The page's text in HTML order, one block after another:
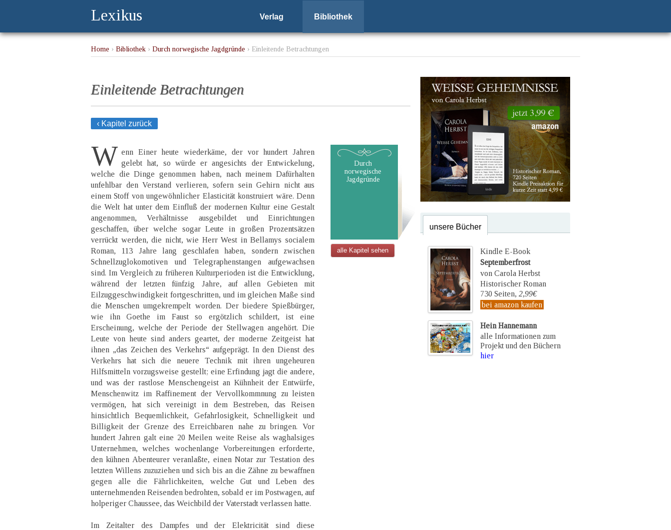
Lexikus Verlag Bibliothek
Home › Bibliothek › Durch norwegische Jagdgründe › Einleitende Betrachtungen
Einleitende Betrachtungen
‹ Kapitel zurück
W enn Einer heute wiederkäme, der vor hundert Jahren
gelebt hat, so würde er angesichts der Entwickelung,
welche die Dinge genommen haben, nach meinem Dafürhalten
unfehlbar den Verstand verlieren, sofern sein Gehirn nicht aus
einem Stoff von ungewöhnlicher Elasticität konstruiert wäre. Denn
die Welt hat unter dem Einfluß der modernen Kultur eine Gestalt
angenommen, Verhältnisse ausgebildet und Einrichtungen
geschaffen, über welche sogar Leute in großen Prozentsätzen
verrückt werden, die nicht, wie Herr West in Bellamys socialem
Roman, 113 Jahre lang geschlafen haben, sondern zwischen
Schnellzuglokomotiven und Telegraphenstangen aufgewachsen
sind. Im Vergleich zu früheren Kulturperioden ist die Entwicklung,
während der letzten fünfzig Jahre, auf allen Gebieten mit
Eilzuggeschwindigkeit fortgeschritten, und im gleichen Maße sind
die Menschen umgekrempelt worden. Der biedere Spießbürger,
wie ihn Goethe im Faust so ergötzlich schildert, ist eine
Erscheinung, welche der Periode der Stellwagen angehört. Die
Leute von heute sind anders geartet, der moderne Zeitgeist hat
ihnen „das Zeichen des Verkehrs“ aufgeprägt. In den Dienst des
Verkehrs hat sich die neuere Technik mit ihren ungeheuren
Hilfsmitteln vorzugsweise gestellt; eine Erfindung jagt die andere,
und was der rastlose Menschengeist an Kühnheit der Entwürfe,
Menschenwitz im Raffinement der Vervollkommnung zu leisten
vermögen, hat sich vereinigt in dem Bestreben, das Reisen
hinsichtlich Bequemlichkeit, Gefahrlosigkeit, Schnelligkeit und
Billigkeit der Grenze des Erreichbaren nahe zu bringen. Vor
hundert Jahren galt eine 20 Meilen weite Reise als waghalsiges
Unternehmen, welches wochenlange Vorbereitungen erforderte,
den kühnen Abenteurer veranlaßte, einen Notar zur Testation des
letzten Willens zuzuziehen und sich bis an die Zähne zu bewaffnen
gegen alle die Fährlichkeiten, welche Gut und Leben des
unternehmenden Reisenden bedrohten, sobald er im Postwagen, auf
holperiger Chaussee, das Weichbild der Vaterstadt verlassen hatte.
Im Zeitalter des Dampfes und der Elektricität sind diese
Durch
norwegische
Jagdgründe
alle Kapitel sehen
unsere Bücher
Kindle E-Book
Septemberfrost
von Carola Herbst
Historischer Roman
730 Seiten, 2,99€
bei amazon kaufen
Hein Hannemann
alle Informationen zum
Projekt und den Büchern
hier